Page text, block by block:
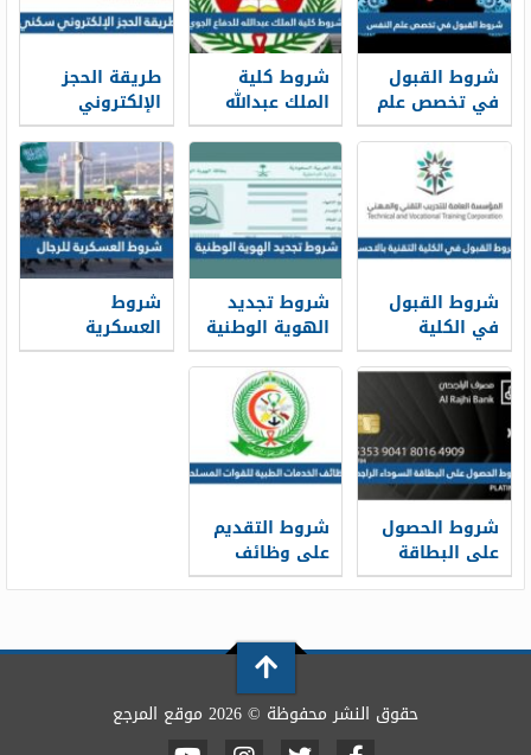
شروط القبول
في تخصص علم
النفس ونسب
القبول 1448
شروط كلية
الملك عبدالله
للدفاع الجوي
1448 ونسب
القبول
طريقة الحجز
الإلكتروني
سكني 1448
وشروط الحجز
شروط القبول
في الكلية
التقنية بالاحساء
1448 ونسب
القبول
شروط تجديد
الهوية الوطنية
1448 قبل
انتهائها
شروط
العسكرية
للرجال 1448
شروط الحصول
على البطاقة
السوداء
شروط التقديم
على وظائف
الخدمات الطبية
حقوق النشر محفوظة © 2026 موقع المرجع